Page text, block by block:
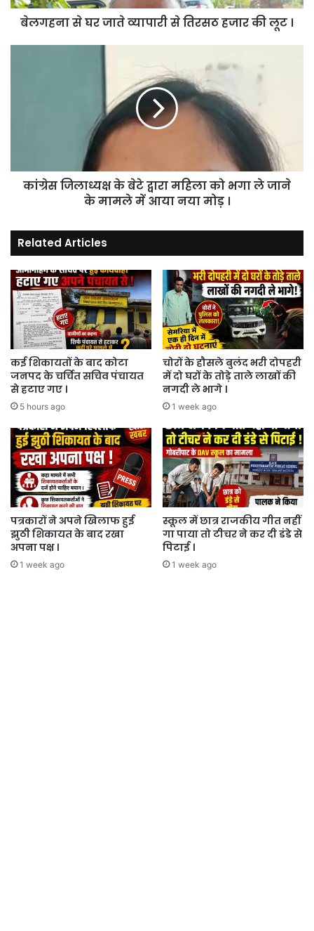
की
लूटबेलगहना से घर जाते व्यापारी से तिरसठ हजार की लूट ।
ले
में
आया
नया
मोड़
।
कांग्रेस जिलाध्यक्ष के बेटे द्वारा महिला को भगा ले जाने
के मामले में आया नया मोड़ ।
Related Articles
कई शिकायतों के बाद कोटा
जनपद के चर्चित सचिव पंचायत
से हटाए गए ।
5 hours ago
चोरों के हौसले बुलंद भरी दोपहरी
में दो घरों के तोड़े ताले लाखों की
नगदी ले भागे ।
1 week ago
पत्रकारों ने अपने खिलाफ हुई
झुठी शिकायत के बाद रखा
अपना पक्ष ।
1 week ago
स्कूल में छात्र राजकीय गीत नहीं
गा पाया तो टीचर ने कर दी डंडे से
पिटाई ।
1 week ago